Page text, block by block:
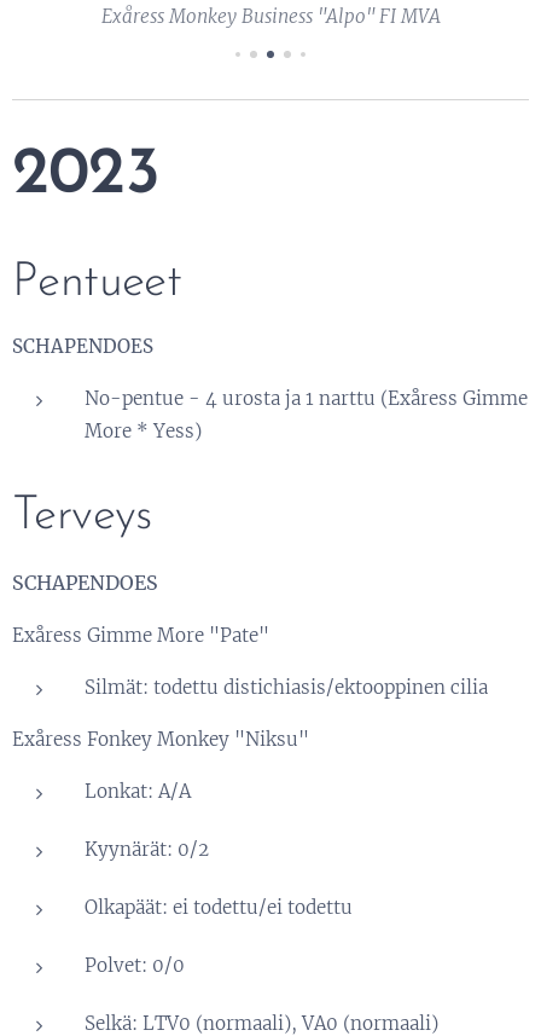
Exåress Monkey Business "Alpo" FI MVA
2023
Pentueet
SCHAPENDOES
No-pentue - 4 urosta ja 1 narttu (Exåress Gimme
More * Yess)
Terveys
SCHAPENDOES
Exåress Gimme More "Pate"
Silmät: todettu distichiasis/ektooppinen cilia
Exåress Fonkey Monkey "Niksu"
Lonkat: A/A
Kyynärät: 0/2
Olkapäät: ei todettu/ei todettu
Polvet: 0/0
Selkä: LTV0 (normaali), VA0 (normaali)